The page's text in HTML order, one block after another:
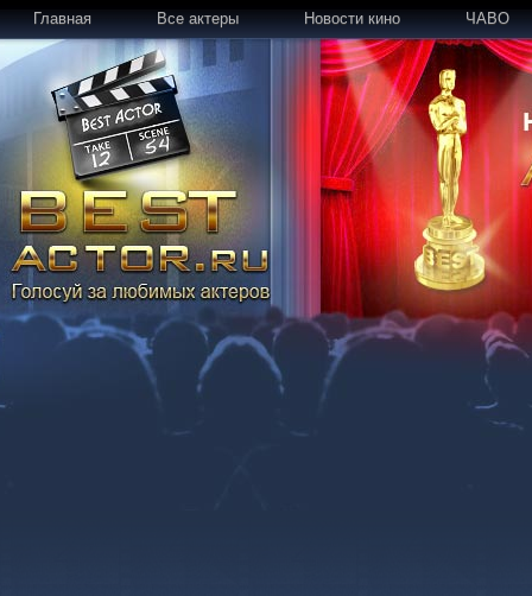
Главная Все актеры Новости кино ЧАВО